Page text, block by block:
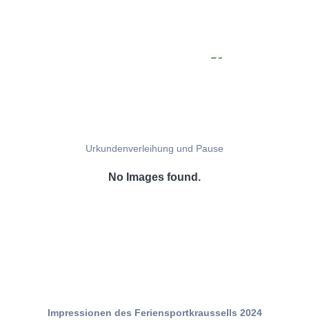
Urkundenverleihung und Pause
No Images found.
Impressionen des Feriensportkraussells 2024